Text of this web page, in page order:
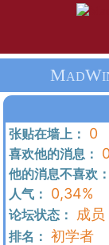
张贴在墙上： 0
喜欢他的消息： 0
他的消息不喜欢：
人气： 0,34%
论坛状态： 成员
排名： 初学者